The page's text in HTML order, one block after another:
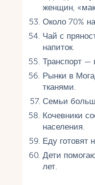
женщин,
Около 70%
Чай с
напиток.
Транспорт —
Рынки в
тканями.
Семьи
Кочевники
населения.
Еду готовят
Дети
лет.